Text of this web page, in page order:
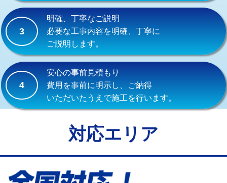
（P/S/ポップアップ））
交換・取付（その他部品）
持込商品取付（単水栓）
持込商品取付（混合水栓）
持込商品取付（浄水器・分岐水栓） 16,500円
給水管工事※（バンド止め) 3,300円
給水管工事※（保温材使用（バンド止
め込み）)
3
明確、丁寧なご説明
必要な工事内容を明確、丁寧に
ご説明します。
4
安心の事前見積もり
費用を事前に明示し、ご納得
いただいたうえで施工を行います。
対応エリア